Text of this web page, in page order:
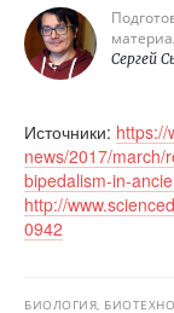
Сергей
Источники: https://
news/2017/march/
bipedalism-in-
http://
0942
БИОЛОГИЯ,